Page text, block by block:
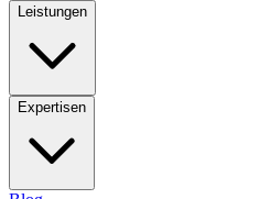
Leistungen
Expertisen